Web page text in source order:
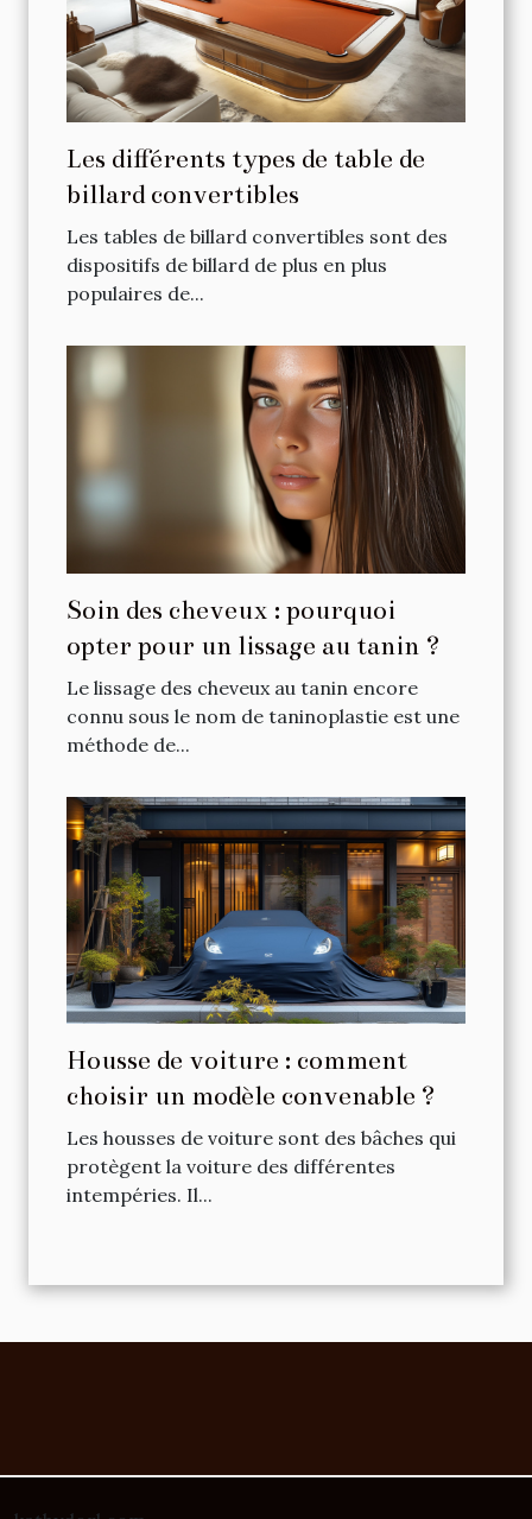
Les différents types de table de
billard convertibles
Les tables de billard convertibles sont des
dispositifs de billard de plus en plus
populaires de...
Soin des cheveux : pourquoi
opter pour un lissage au tanin ?
Le lissage des cheveux au tanin encore
connu sous le nom de taninoplastie est une
méthode de...
Housse de voiture : comment
choisir un modèle convenable ?
Les housses de voiture sont des bâches qui
protègent la voiture des différentes
intempéries. Il...